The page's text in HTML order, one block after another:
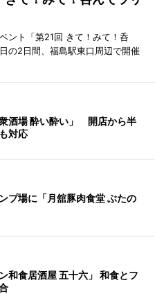
ント「第21回 きて！みて！呑
の2日間、福島駅東口周辺で開催
酒場 酔い酔い」 開店から半
対応
プ場に「月舘豚肉食堂 ぶたの
和食居酒屋 五十六」 和食とフ